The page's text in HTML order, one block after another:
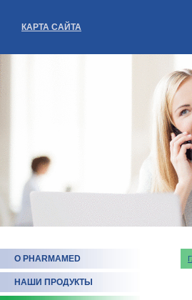
КАРТА САЙТА
О PHARMAMED
НАШИ ПРОДУКТЫ